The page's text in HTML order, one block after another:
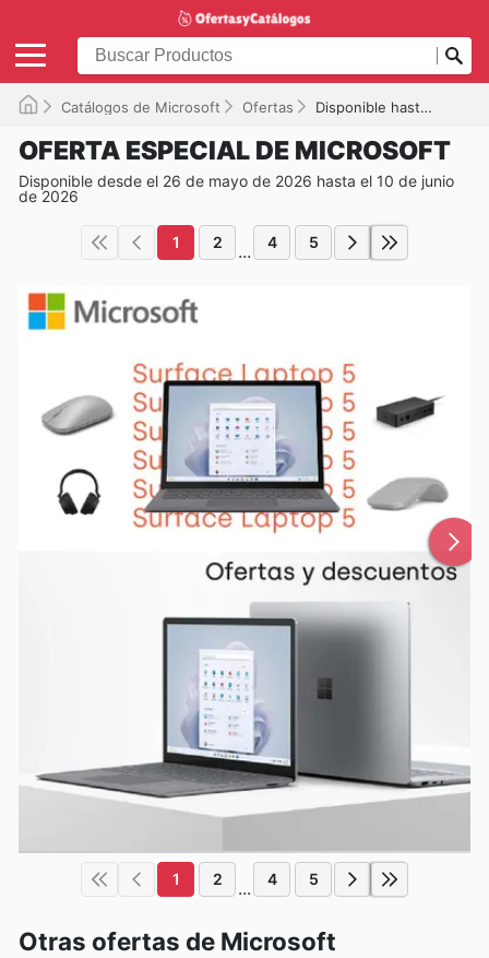
Catálogos de Microsoft Ofertas Disponible hasta el 10/06/2026
OFERTA ESPECIAL DE MICROSOFT
Disponible desde el 26 de mayo de 2026 hasta el 10 de junio
de 2026
1 2 ... 4 5
1 2 ... 4 5
Otras ofertas de Microsoft